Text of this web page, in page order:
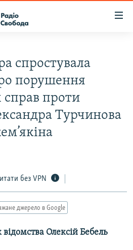
спростувала
порушення
проти
Турчинова
без VPN
джерело в Google
Олексій Бебель